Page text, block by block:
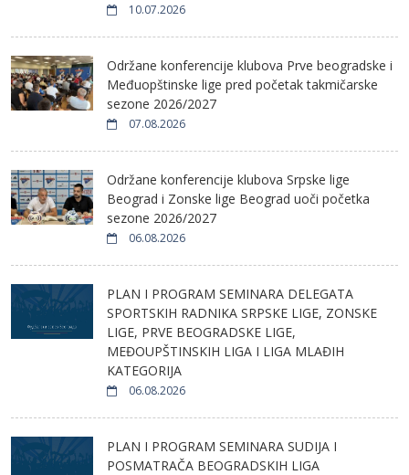
10.07.2026
Održane konferencije klubova Prve beogradske i
Međuopštinske lige pred početak takmičarske
sezone 2026/2027
07.08.2026
Održane konferencije klubova Srpske lige
Beograd i Zonske lige Beograd uoči početka
sezone 2026/2027
06.08.2026
PLAN I PROGRAM SEMINARA DELEGATA
SPORTSKIH RADNIKA SRPSKE LIGE, ZONSKE
LIGE, PRVE BEOGRADSKE LIGE,
MEĐOUPŠTINSKIH LIGA I LIGA MLAĐIH
KATEGORIJA
06.08.2026
PLAN I PROGRAM SEMINARA SUDIJA I
POSMATRAČA BEOGRADSKIH LIGA